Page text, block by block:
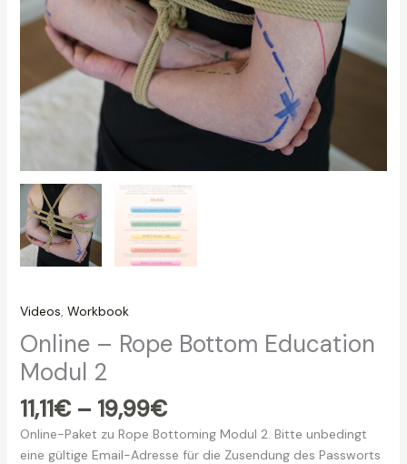
Videos, Workbook
Online – Rope Bottom Education
Modul 2
11,11€ – 19,99€Preisspanne:
11,11€
bis
Online-Paket zu Rope Bottoming Modul 2. Bitte unbedingt
eine gültige Email-Adresse für die Zusendung des Passworts